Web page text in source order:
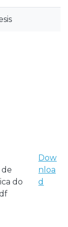
de
do
Dow
nloa
d